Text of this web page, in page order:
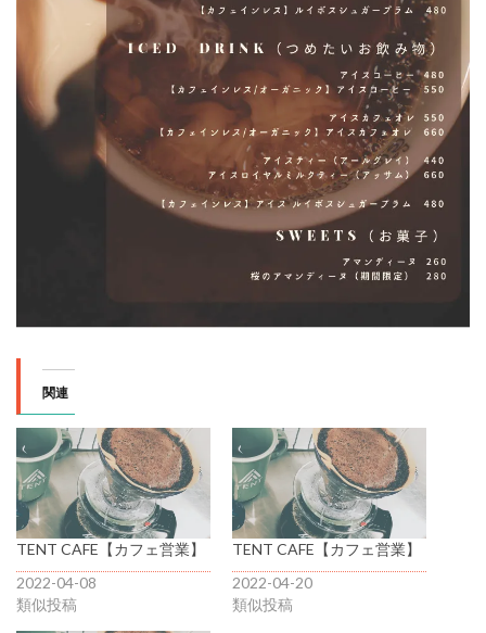
関連
TENT CAFE【カフェ営業】
2022-04-08
類似投稿
TENT CAFE【カフェ営業】
2022-04-20
類似投稿